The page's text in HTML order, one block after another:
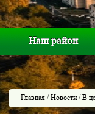
Наш район
Главная /Новости/ В